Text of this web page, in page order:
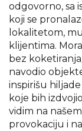
odgovorno, sa
koji se
lokalitetom,
klijentima.
bez
navodio
inspirišu
koje bih
vidim na
provokaciju i